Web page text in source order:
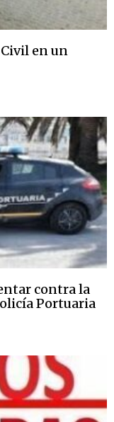
en un
contra la
Portuaria